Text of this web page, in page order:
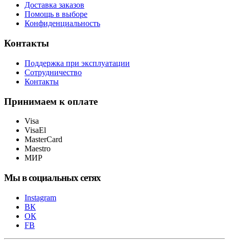
Доставка заказов
Помощь в выборе
Конфиденциальность
Контакты
Поддержка при эксплуатации
Сотрудничество
Контакты
Принимаем к оплате
Visa
VisaEl
MasterCard
Maestro
МИР
Мы в социальных сетях
Instagram
ВК
ОК
FB